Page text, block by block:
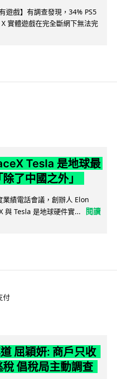
遊戲】有調查發現，34% PS5
實體遊戲在完全斷網下無法完
Tesla 是地球最
了中國之外」
績電話會議，創辦人 Elon
與 Tesla 是地球硬件實...
閱讀
付
屈穎妍: 商戶只收
倡稅局主動調查